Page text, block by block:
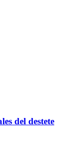
del destete